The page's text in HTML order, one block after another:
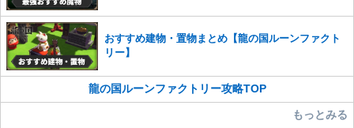
おすすめ建物・置物まとめ【龍の国ルーンファクト
リー】
龍の国ルーンファクトリー攻略TOP
もっとみる